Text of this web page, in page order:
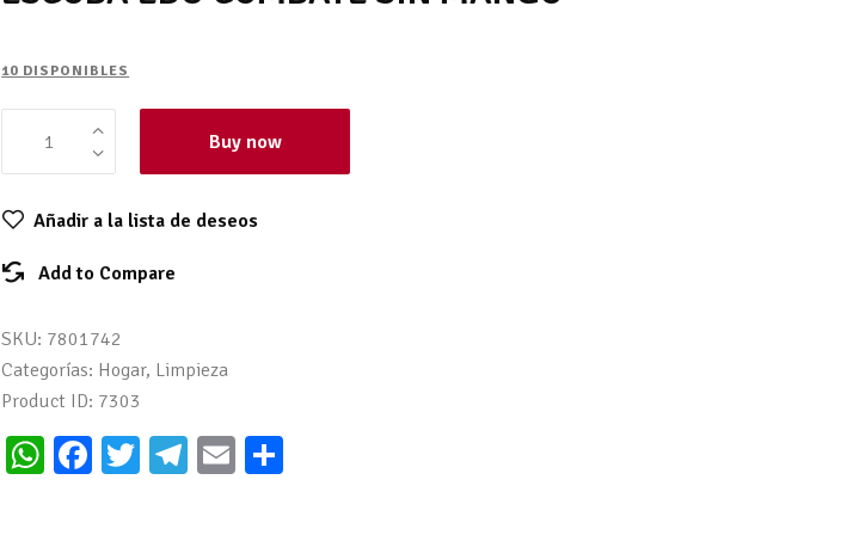
10 DISPONIBLES
Buy now
Añadir a la lista de deseos
Add to Compare
SKU: 7801742
Categorías: Hogar, Limpieza
Product ID: 7303
W Fa T
Te E